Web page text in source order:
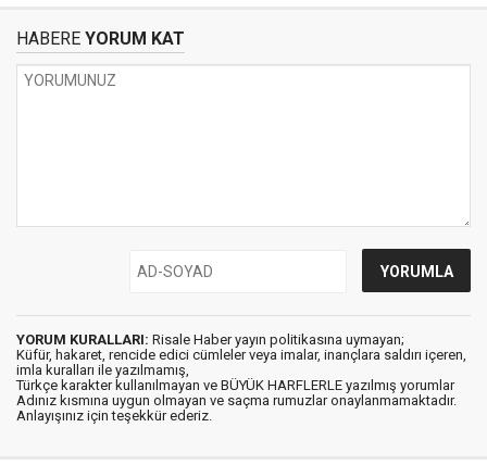
HABERE YORUM KAT
YORUM KURALLARI: Risale Haber yayın politikasına uymayan;
Küfür, hakaret, rencide edici cümleler veya imalar, inançlara saldırı içeren,
imla kuralları ile yazılmamış,
Türkçe karakter kullanılmayan ve BÜYÜK HARFLERLE yazılmış yorumlar
Adınız kısmına uygun olmayan ve saçma rumuzlar onaylanmamaktadır.
Anlayışınız için teşekkür ederiz.